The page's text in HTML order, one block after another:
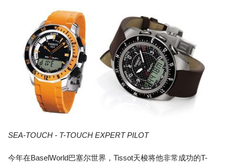
SEA-TOUCH - T-TOUCH EXPERT PILOT
今年在BaselWorld巴塞尔世界，Tissot天梭将他非常成功的T-